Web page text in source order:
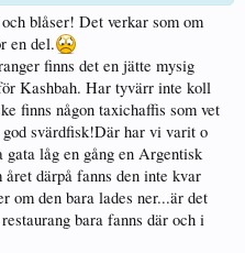
blåser! Det verkar som om
en del.
finns det en jätte mysig
Kashbah. Har tyvärr inte koll
finns någon taxichaffis som vet
svärdfisk!Där har vi varit o
gata låg en gång en Argentisk
därpå fanns den inte kvar
om den bara lades ner...är det
bara fanns där och i